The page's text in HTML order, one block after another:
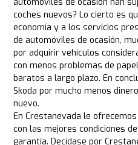
coches nuevos? Lo cierto es
economía y a los servicios
de automóviles de ocasión,
por adquirir vehículos
con menos problemas de
baratos a largo plazo. En
Skoda por mucho menos
nuevo.
En Crestanevada le
con las mejores condiciones
garantía. Decídase por